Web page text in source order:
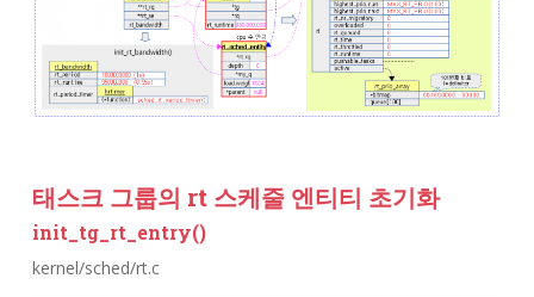
태스크 그룹의 rt 스케줄 엔티티 초기화
init_tg_rt_entry()
kernel/sched/rt.c